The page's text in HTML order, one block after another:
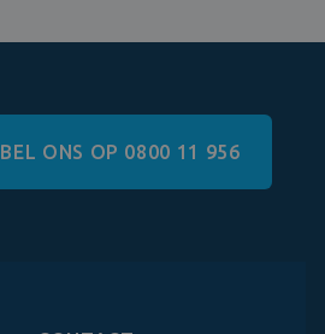
BEL ONS OP 0800 11 956